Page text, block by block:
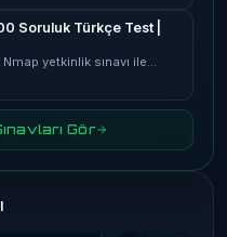
Soruluk Türkçe Test |
yetkinlik sınavı ile…
Gör